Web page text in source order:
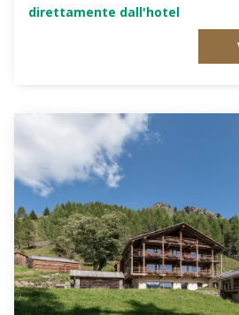
direttamente dall'hotel